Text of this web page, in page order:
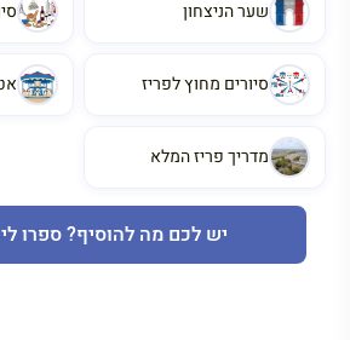
שער הניצחון
סיורים מחוץ לפריז
מדריך פריז המלא
יש לכם מה להוסיף? ספרו